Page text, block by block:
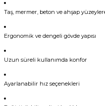
Taş, mermer, beton ve ahşap
Ergonomik ve dengeli gövde yapısı
Uzun süreli kullanımda konfor
Ayarlanabilir hız seçenekleri